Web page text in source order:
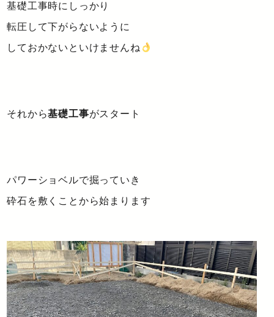
基礎工事時にしっかり
転圧して下がらないように
しておかないといけませんね
それから基礎工事がスタート
パワーショベルで掘っていき
砕石を敷くことから始まります